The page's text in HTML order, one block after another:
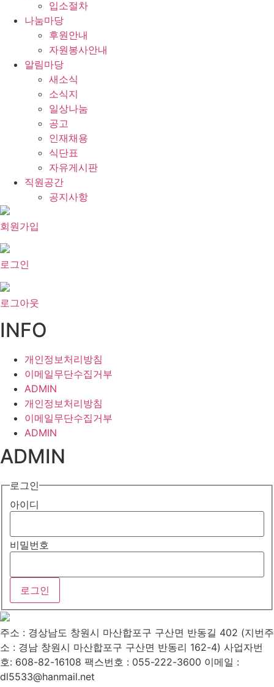
입소절차
나눔마당
후원안내
자원봉사안내
알림마당
새소식
소식지
일상나눔
공고
인재채용
식단표
자유게시판
직원공간
공지사항
회원가입
로그인
로그아웃
INFO
개인정보처리방침
이메일무단수집거부
ADMIN
개인정보처리방침
이메일무단수집거부
ADMIN
ADMIN
로그인
아이디
비밀번호
주소 : 경상남도 창원시 마산합포구 구산면 반동길 402 (지번주
소 : 경남 창원시 마산합포구 구산면 반동리 162-4) 사업자번
호: 608-82-16108 팩스번호 : 055-222-3600 이메일 :
dl5533@hanmail.net